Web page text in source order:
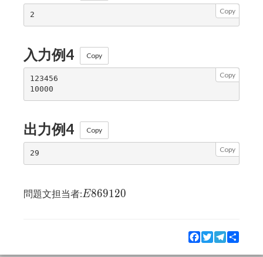
Copy
入力例4 Copy
Copy
123456
出力例4 Copy
Copy
問題文担当者: E869120
E869120
Facebook
TwitterTelegram